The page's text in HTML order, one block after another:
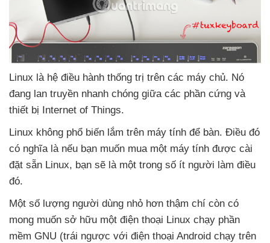
Linux là hệ điều hành thống trị trên các máy chủ. Nó
đang lan truyền nhanh chóng giữa các phần cứng và
thiết bị Internet of Things.
Linux không phổ biến lắm trên máy tính để bàn. Điều đó
có nghĩa là nếu bạn muốn mua một máy tính được cài
đặt sẵn Linux, bạn sẽ là một trong số ít người làm điều
đó.
Một số lượng người dùng nhỏ hơn thậm chí còn có
mong muốn sở hữu một điện thoại Linux chạy phần
mềm GNU (trái ngược với điện thoại Android chạy trên